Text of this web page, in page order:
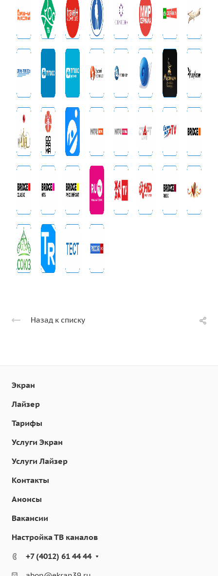
Назад к списку
Экран
Лайзер
Тарифы
Услуги Экран
Услуги Лайзер
Контакты
Анонсы
Вакансии
Настройка ТВ каналов
+7 (4012) 61 44 44